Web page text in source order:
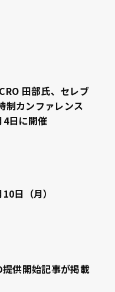
田部氏、セレブ
制カンファレンス
4日に開催
日（月）
供開始記事が掲載